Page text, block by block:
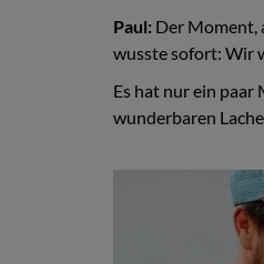
Paul: Der Moment,
wusste sofort: Wir
Es hat nur ein
wunderbaren